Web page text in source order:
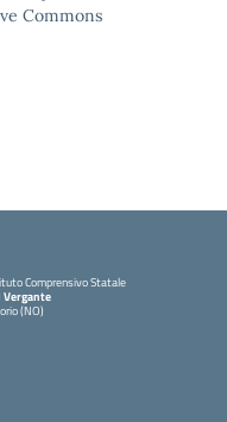
Commons
Comprensivo Statale
Vergante
(NO)